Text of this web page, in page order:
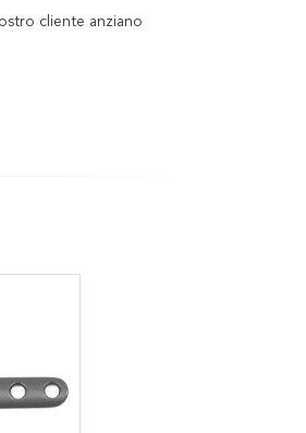
cliente anziano